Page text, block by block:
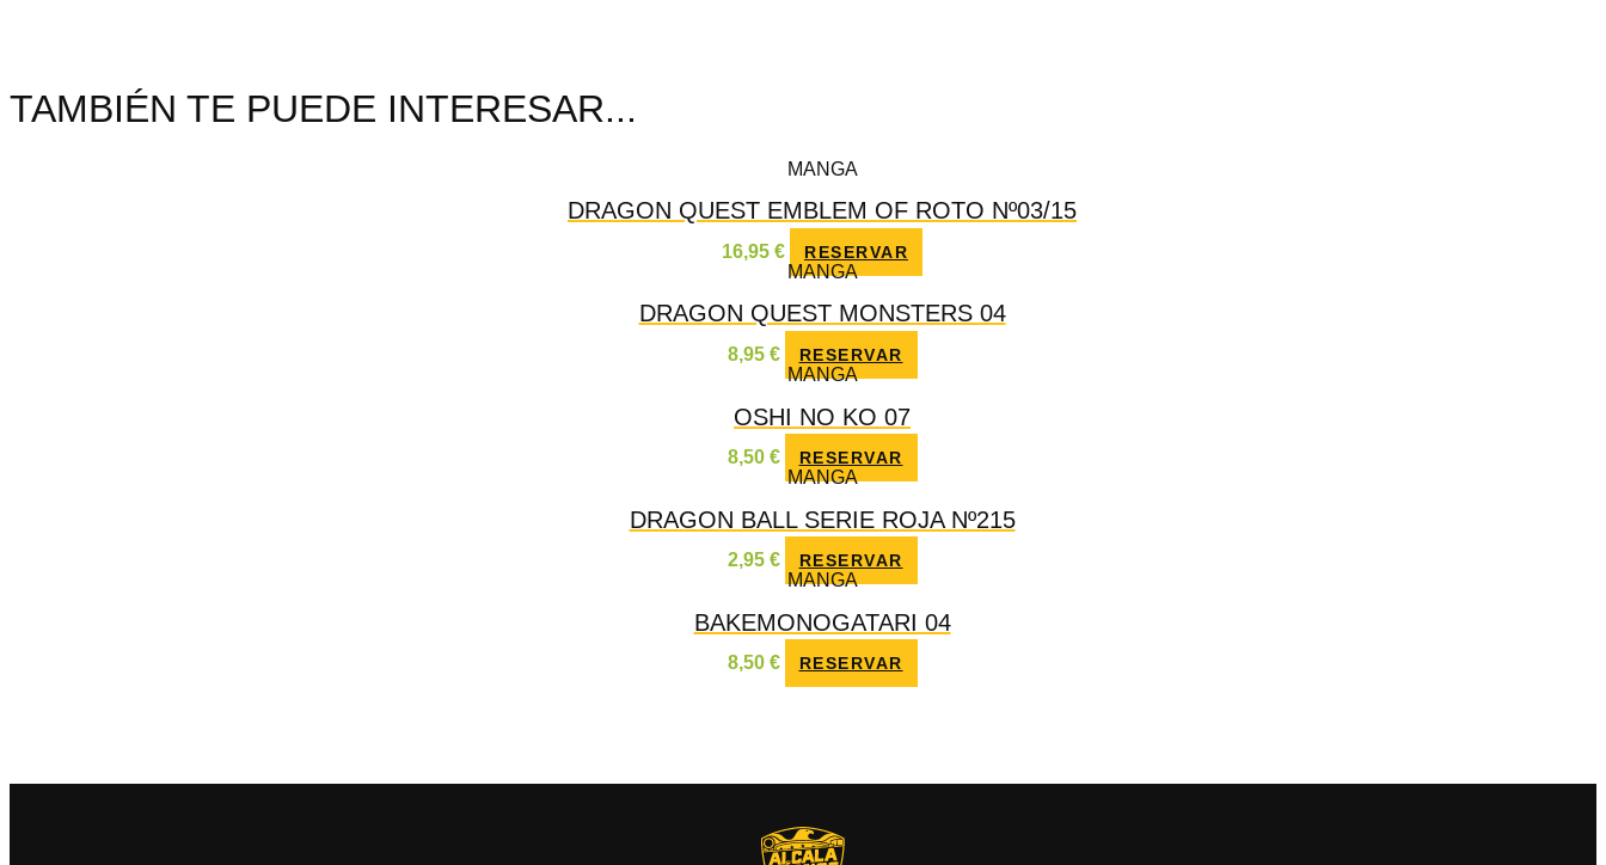
TAMBIÉN TE PUEDE INTERESAR...
MANGA
DRAGON QUEST EMBLEM OF ROTO Nº03/15
16,95 € RESERVAR
MANGA
DRAGON QUEST MONSTERS 04
8,95 € RESERVAR
MANGA
OSHI NO KO 07
8,50 € RESERVAR
MANGA
DRAGON BALL SERIE ROJA Nº215
2,95 € RESERVAR
MANGA
BAKEMONOGATARI 04
8,50 € RESERVAR